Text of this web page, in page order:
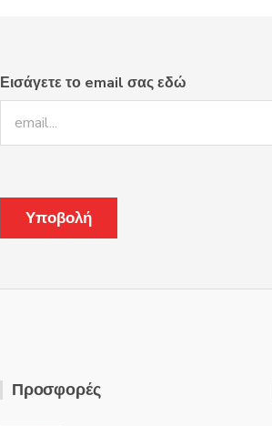
Εισάγετε το email σας εδώ
Προσφορές